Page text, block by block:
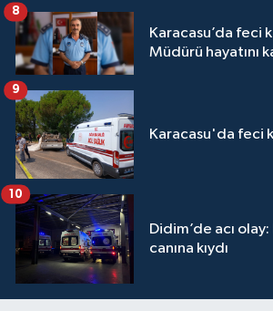
Karacasu’da feci
Müdürü hayatını
8
Karacasu'da feci
9
Didim’de acı
canına kıydı
10